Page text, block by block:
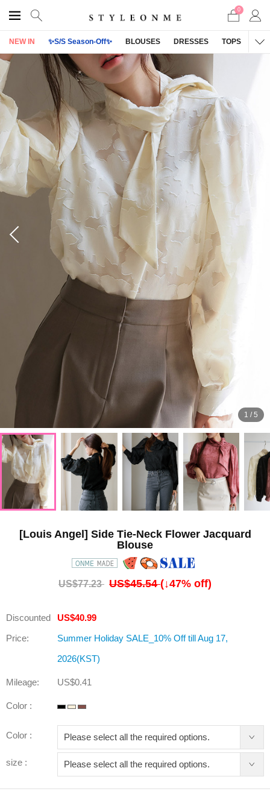
0
NEW IN ✨S/S Season-Off✨ BLOUSES DRESSES TOPS
1 /5
[Louis Angel] Side Tie-Neck Flower Jacquard
Blouse
US$77.23 US$45.54(↓47% off)
Discounted
Price:
US$40.99
Summer Holiday SALE_10% Off till Aug 17,
2026(KST)
Mileage: US$0.41
Color :
Color :
size :